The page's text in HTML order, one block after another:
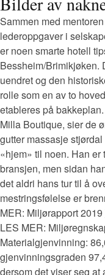
Sammen med
lederoppgaver i
er noen smarte hotell
Bessheim/Brimikjøken.
uendret og den
rolle som en av to
etableres på
Milla Boutique, sier de
gutter massasje
«hjem» til noen. Han
bransjen, men sidan
det aldri hans tur til å
mestringsfølelse er
MER: Miljørapport 2019
LES MER:
Materialgjenvinning:
gjenvinningsgraden
dersom det viser seg